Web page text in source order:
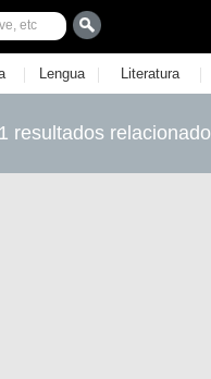
| Lengua | Literatura |
resultados